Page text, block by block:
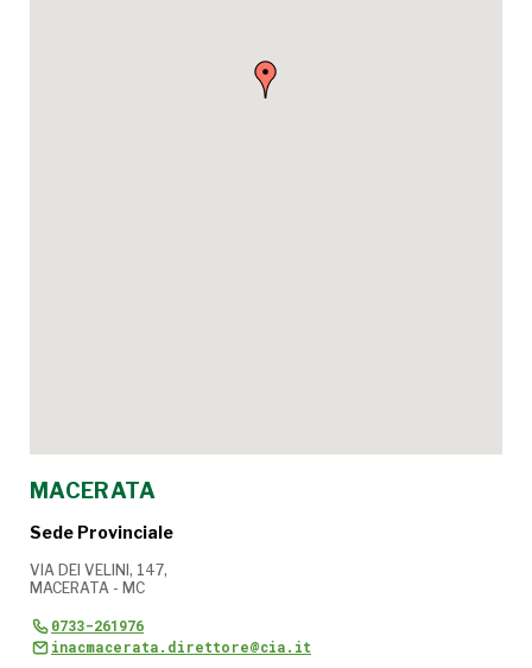
MACERATA
Sede Provinciale
VIA DEI VELINI, 147,
MACERATA - MC
0733-261976
inacmacerata.direttore@cia.it